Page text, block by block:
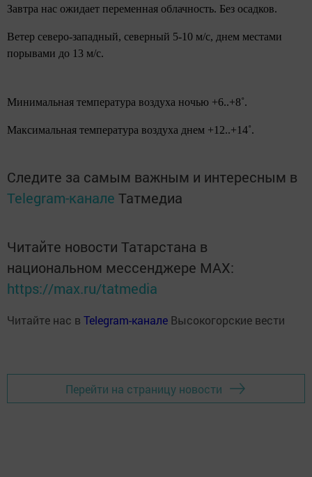
Завтра нас ожидает переменная облачность. Без осадков.
Ветер северо-западный, северный 5-10 м/с, днем местами
порывами до 13 м/с.
Минимальная температура воздуха ночью +6..+8˚.
Максимальная температура воздуха днем +12..+14˚.
Следите за самым важным и интересным в
Telegram-канале Татмедиа
Читайте новости Татарстана в
национальном мессенджере MАХ:
https://max.ru/tatmedia
Читайте нас в Telegram-канале Высокогорские вести
Перейти на страницу новости